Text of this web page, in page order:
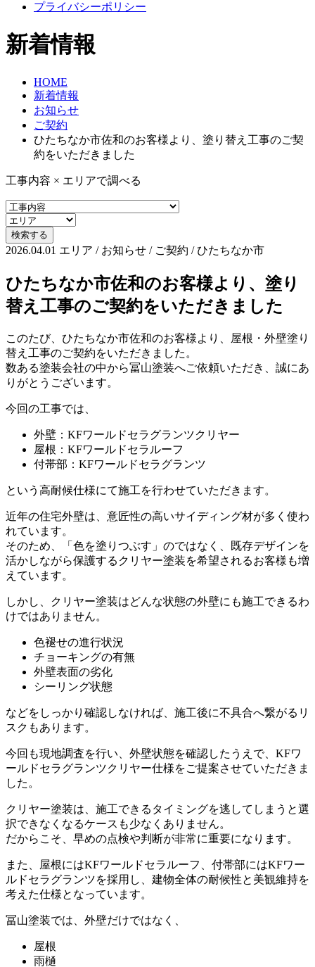
プライバシーポリシー
新着情報
HOME
新着情報
お知らせ
ご契約
ひたちなか市佐和のお客様より、塗り替え工事のご契
約をいただきました
工事内容 × エリアで調べる
2026.04.01 エリア / お知らせ / ご契約 / ひたちなか市
ひたちなか市佐和のお客様より、塗り
替え工事のご契約をいただきました
このたび、ひたちなか市佐和のお客様より、屋根・外壁塗り
替え工事のご契約をいただきました。
数ある塗装会社の中から冨山塗装へご依頼いただき、誠にあ
りがとうございます。
今回の工事では、
外壁：KFワールドセラグランツクリヤー
屋根：KFワールドセラルーフ
付帯部：KFワールドセラグランツ
という高耐候仕様にて施工を行わせていただきます。
近年の住宅外壁は、意匠性の高いサイディング材が多く使わ
れています。
そのため、「色を塗りつぶす」のではなく、既存デザインを
活かしながら保護するクリヤー塗装を希望されるお客様も増
えています。
しかし、クリヤー塗装はどんな状態の外壁にも施工できるわ
けではありません。
色褪せの進行状況
チョーキングの有無
外壁表面の劣化
シーリング状態
などをしっかり確認しなければ、施工後に不具合へ繋がるリ
スクもあります。
今回も現地調査を行い、外壁状態を確認したうえで、KFワ
ールドセラグランツクリヤー仕様をご提案させていただきま
した。
クリヤー塗装は、施工できるタイミングを逃してしまうと選
択できなくなるケースも少なくありません。
だからこそ、早めの点検や判断が非常に重要になります。
また、屋根にはKFワールドセラルーフ、付帯部にはKFワー
ルドセラグランツを採用し、建物全体の耐候性と美観維持を
考えた仕様となっています。
冨山塗装では、外壁だけではなく、
屋根
雨樋